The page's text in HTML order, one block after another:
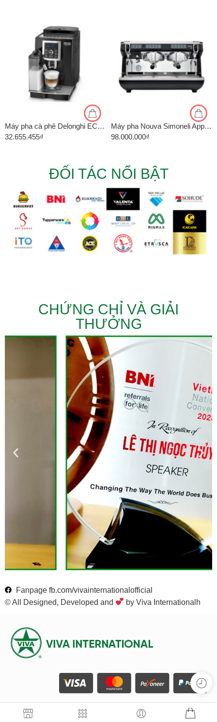
Máy pha cà phê Delonghi ECAM23.460.B
32.655.455₫
Máy pha Nouva Simoneli Appia Life 2 Group
98.000.000₫
ĐỐI TÁC NỔI BẬT
CHỨNG CHỈ VÀ GIẢI
THƯỞNG
Fanpage fb.com/vivainternationalofficial
© All Designed, Developed and
by Viva Internationalh